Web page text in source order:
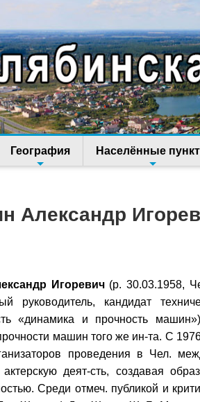
География Населённые
Александр
Игоревич(р. 30.03.1958,
руководитель, кандидат
«динамика и прочность
машин того же ин-та. С
проведения в Чел.
деят-сть, создавая
Среди отмеч. публикой и